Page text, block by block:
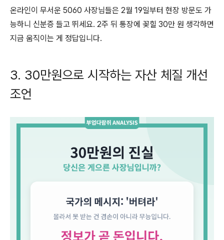
온라인이 무서운 5060 사장님들은 2월 19일부터 현장 방문도 가
능하니 신분증 들고 뛰세요. 2주 뒤 통장에 꽂힐 30만 원 생각하면
지금 움직이는 게 정답입니다.
3. 30만원으로 시작하는 자산 체질 개선
조언